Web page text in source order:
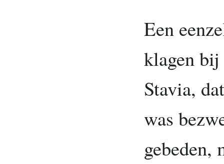
Een
klagen bij
Stavia,
was
gebeden,